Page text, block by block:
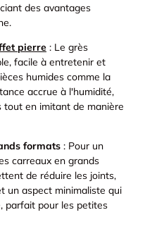
des avantages
pierre : Le grès
facile à entretenir et
humides comme la
accrue à l'humidité,
en imitant de manière
formats : Pour un
carreaux en grands
de réduire les joints,
un aspect minimaliste qui
parfait pour les petites